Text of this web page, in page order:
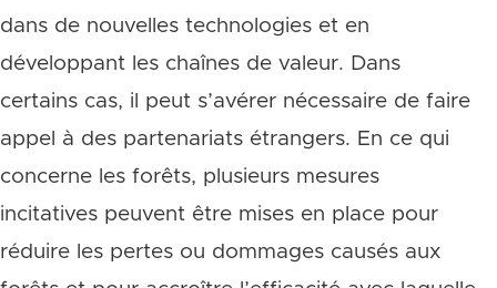
dans de nouvelles technologies et en
développant les chaînes de valeur. Dans
certains cas, il peut s’avérer nécessaire de faire
appel à des partenariats étrangers. En ce qui
concerne les forêts, plusieurs mesures
incitatives peuvent être mises en place pour
réduire les pertes ou dommages causés aux